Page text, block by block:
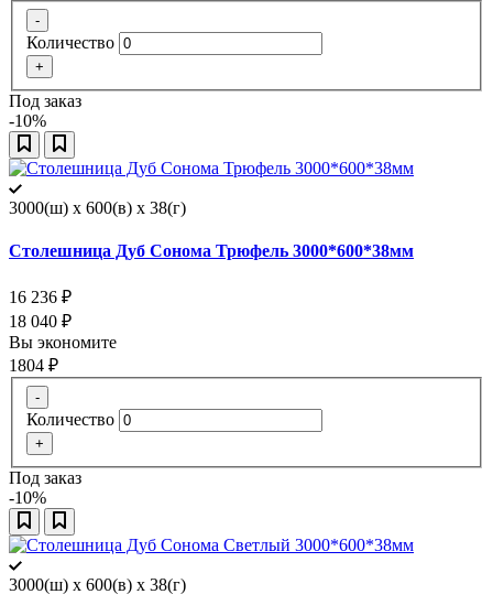
-
Количество
+
Под заказ
-10%
3000(ш) x 600(в) x 38(г)
Столешница Дуб Сонома Трюфель 3000*600*38мм
16 236 ₽
18 040 ₽
Вы экономите
1804 ₽
-
Количество
+
Под заказ
-10%
3000(ш) x 600(в) x 38(г)